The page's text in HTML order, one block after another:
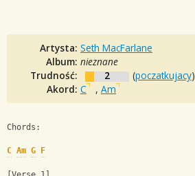
Artysta: Seth MacFarlane
Album: nieznane
Trudność:
2 (poczatkujacy)
Akord: C , Am
Chords:
C Am G F